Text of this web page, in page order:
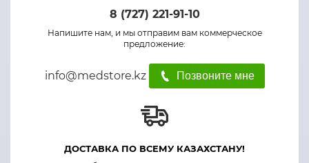
8 (727) 221-91-10
Напишите нам, и мы отправим вам коммерческое
предложение:
info@medstore.kz Позвоните мне
ДОСТАВКА ПО ВСЕМУ КАЗАХСТАНУ!